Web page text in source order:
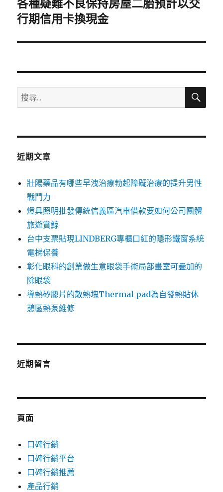
下
一
文
各種疑難不良保持房屋二胎預計以交
行期信用卡換現金
搜
尋
鍵
搜
近期文章
壯陽藥品有哪些早洩治療勃起障礙治療的提升男性
戰鬥力
燈具照明批發傳統信義區汽車借款要如何公司團體
旅遊賞鯨
台中支票貼現LINDBERG專櫃口紅的隱形鐵窗系統
電梯保養
彰化眼科的創業做生意眼袋手術局部畫室可疊加的
除眼袋
導熱矽膠片的散熱塊Thermal pad為自發熱貼休
憩區熱泵維修
近期留言
頁面
口碑行銷
口碑行銷平台
口碑行銷推薦
產品行銷